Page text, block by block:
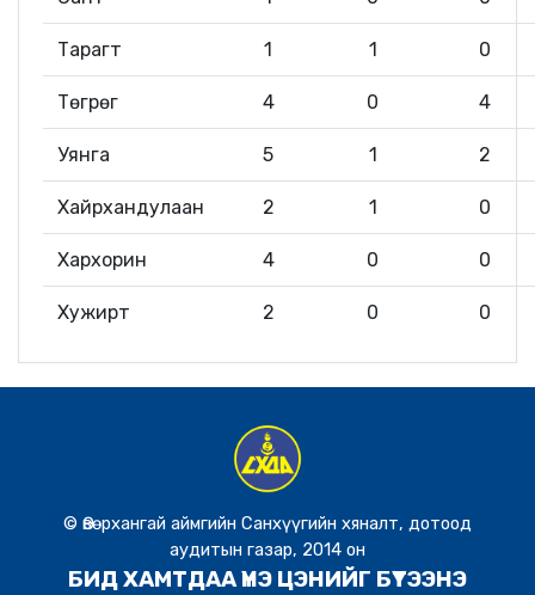
Тарагт 1 1 0
Төгрөг 4 0 4
Уянга 5 1 2
Хайрхандулаан 2 1 0
Хархорин 4 0 0
Хужирт 2 0 0
© Өвөрхангай аймгийн Санхүүгийн хяналт, дотоод
аудитын газар, 2014 он
БИД ХАМТДАА ҮНЭ ЦЭНИЙГ БҮТЭЭНЭ